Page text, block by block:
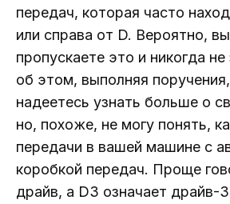
передач, которая часто
или справа от D. Вероятно,
пропускаете это и никогда
об этом, выполняя
надеетесь узнать больше о
но, похоже, не могу понять,
передачи в вашей машине с
коробкой передач. Проще
драйв, а D3 означает драйв-